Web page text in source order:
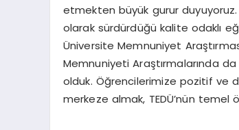
etmekten büyük gurur duyuyoruz.
olarak sürdürdüğü kalite odaklı
Üniversite Memnuniyet
Memnuniyeti Araştırmalarında
olduk. Öğrencilerimize pozitif ve
merkeze almak, TEDÜ’nün temel